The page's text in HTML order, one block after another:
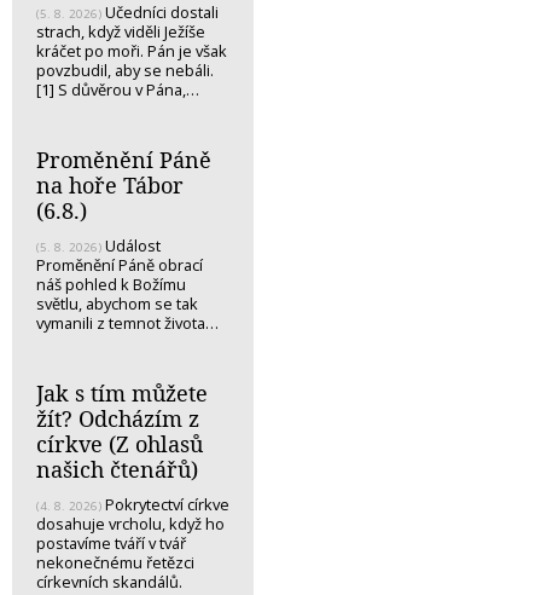
(5. 8. 2026) Učedníci dostali
strach, když viděli Ježíše
kráčet po moři. Pán je však
povzbudil, aby se nebáli.
[1] S důvěrou v Pána,…
Proměnění Páně
na hoře Tábor
(6.8.)
(5. 8. 2026) Událost
Proměnění Páně obrací
náš pohled k Božímu
světlu, abychom se tak
vymanili z temnot života…
Jak s tím můžete
žít? Odcházím z
církve (Z ohlasů
našich čtenářů)
(4. 8. 2026) Pokrytectví církve
dosahuje vrcholu, když ho
postavíme tváří v tvář
nekonečnému řetězci
církevních skandálů.